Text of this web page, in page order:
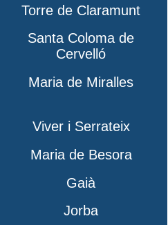
Torre de Claramunt
Santa Coloma de
Cervelló
Maria de Miralles
Viver i Serrateix
Maria de Besora
Gaià
Jorba